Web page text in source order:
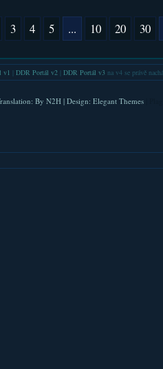
3 4 5 ... 10 20 30
v1 DDR Portál v2| DDR Portál v3na v4 se právě
By N2H| Design: Elegant Themes